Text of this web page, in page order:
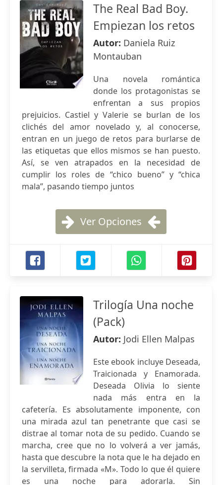
The Real Bad Boy.
Empiezan los retos
Autor: Daniela Ruiz
Montauban
Una novela romántica
donde los protagonistas se
enfrentan a sus propios
prejuicios. Castiel y Valerie se burlan de los
clichés del amor novelado y, al conocerse,
entran en un juego de retos para burlarse de
las etiquetas que ellos mismos se han puesto.
Así, se ven atrapados en la necesidad de
cumplir los roles de “chico bueno” y “chica
mala”, pasando tiempo juntos
Ver Opciones
Trilogía Una noche
(Pack)
Autor: Jodi Ellen Malpas
Este ebook incluye Deseada,
Traicionada y Enamorada.
Deseada Olivia lo siente
nada más entra en la
cafetería. Es absolutamente imponente, con
una mirada azul tan penetrante que casi se
distrae al tomar nota de su pedido. Cuando se
marcha, cree que no lo volverá a ver jamás,
hasta que descubre la nota que le ha dejado en
la servilleta, firmada «M». Todo lo que él quiere
es una noche para adorarla. Sin